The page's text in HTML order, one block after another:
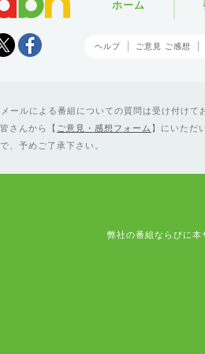
Tweet
ホーム
ヘルプ ご意見 ご感想
メールによる番組についての質問は受け付け
皆さんから【 ご意見・感想フォーム 】にいただ
で、予めご了承下さい。
弊社の番組ならびに